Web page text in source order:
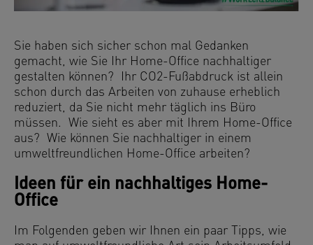
Sie haben sich sicher schon mal Gedanken
gemacht, wie Sie Ihr Home-Office nachhaltiger
gestalten können? Ihr CO2-Fußabdruck ist allein
schon durch das Arbeiten von zuhause erheblich
reduziert, da Sie nicht mehr täglich ins Büro
müssen. Wie sieht es aber mit Ihrem Home-Office
aus? Wie können Sie nachhaltiger in einem
umweltfreundlichen Home-Office arbeiten?
Ideen für ein nachhaltiges Home-
Office
Im Folgenden geben wir Ihnen ein paar Tipps, wie